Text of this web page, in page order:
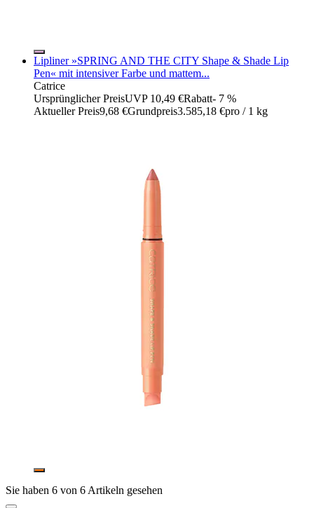
Lipliner »SPRING AND THE CITY Shape & Shade Lip
Pen« mit intensiver Farbe und mattem...
Catrice
Ursprünglicher PreisUVP 10,49 €Rabatt- 7 %
Aktueller Preis9,68 €Grundpreis3.585,18 €pro / 1 kg
Sie haben 6 von 6 Artikeln gesehen